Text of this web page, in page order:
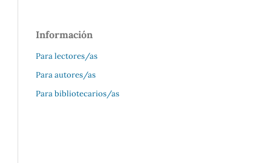
Información
Para lectores/as
Para autores/as
Para bibliotecarios/as